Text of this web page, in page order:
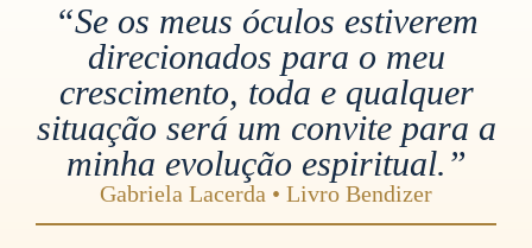
“Se os meus óculos estiverem
direcionados para o meu
crescimento, toda e qualquer
situação será um convite para a
minha evolução espiritual.”
Gabriela Lacerda • Livro Bendizer